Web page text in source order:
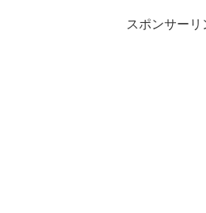
スポンサーリ